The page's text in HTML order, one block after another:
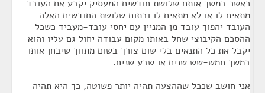
כאשר במשך אותם שלושת חודשים המעסיק יקבע אם העובד
מתאים לו או לא מתאים לו ובתום שלושת החודשים האלה
העובד יהפוך עובד מן המניין עם יחסי עובד-מעביד כשכל
ההסכם הקיבוצי שחל באותו מקום עבודה יחול גם עליו והוא
יקבל את כל התנאים בלי שום צורך בשום מתווך שיבחן אותו
במשך חמש-שש שנים או שבע שנים.
אני חושב שככל שההצעה תהיה יותר פשוטה, כך היא תהיה